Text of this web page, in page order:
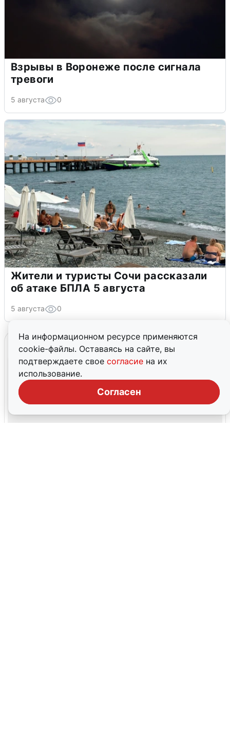
На информационном ресурсе применяются
cookie-файлы. Оставаясь на сайте, вы
подтверждаете свое согласие на их
использование.
Согласен
Взрывы в Воронеже после сигнала
тревоги
5 августа 0
Жители и туристы Сочи рассказали
об атаке БПЛА 5 августа
5 августа 0